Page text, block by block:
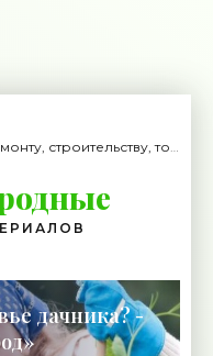
Если вы ищете информацию по ремонту, строительству, то вы попали на нужный сайт.
дачника? -